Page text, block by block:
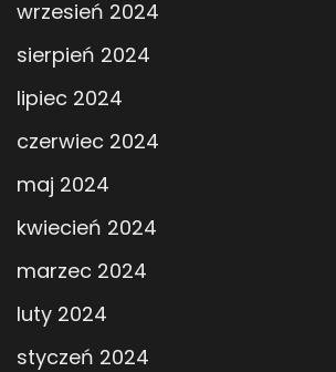
wrzesień 2024
sierpień 2024
lipiec 2024
czerwiec 2024
maj 2024
kwiecień 2024
marzec 2024
luty 2024
styczeń 2024